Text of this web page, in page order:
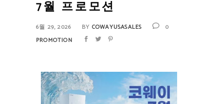
7월 프로모션
6월 29, 2026 BY COWAYUSASALES
0
PROMOTION